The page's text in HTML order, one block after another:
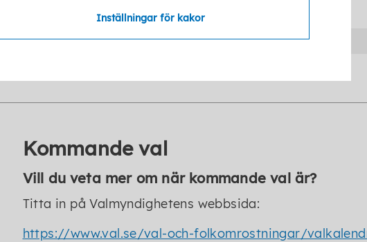
Kommande val
Vill du veta mer om när kommande val är?
Titta in på Valmyndighetens webbsida:
https://www.val.se/val-och-folkomrostningar/
Inställningar för kakor